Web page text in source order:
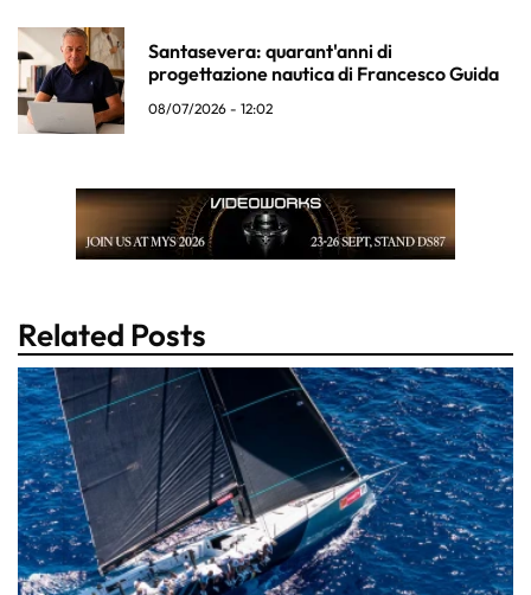
Santasevera: quarant'anni di
progettazione nautica di Francesco Guida
08/07/2026 - 12:02
Related Posts